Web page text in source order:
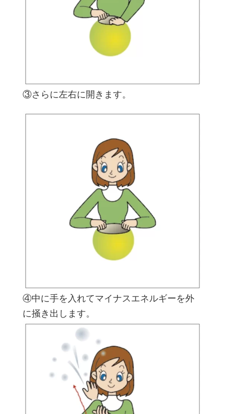
③さらに左右に開きます。
④中に手を入れてマイナスエネルギーを外
に掻き出します。